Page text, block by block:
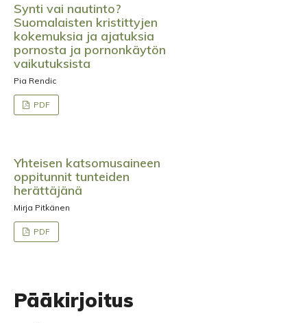
Synti vai nautinto?
Suomalaisten kristittyjen
kokemuksia ja ajatuksia
pornosta ja pornonkäytön
vaikutuksista
Pia Rendic
PDF
Yhteisen katsomusaineen
oppitunnit tunteiden
herättäjänä
Mirja Pitkänen
PDF
Pääkirjoitus